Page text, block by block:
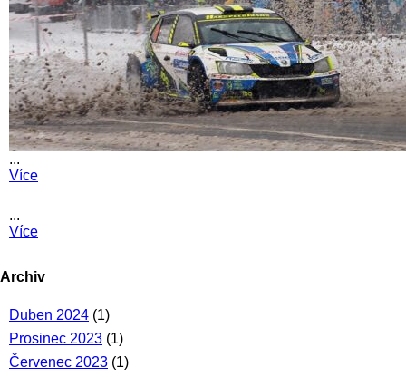
...
Více
...
Více
Archiv
Duben 2024 (1)
Prosinec 2023 (1)
Červenec 2023 (1)